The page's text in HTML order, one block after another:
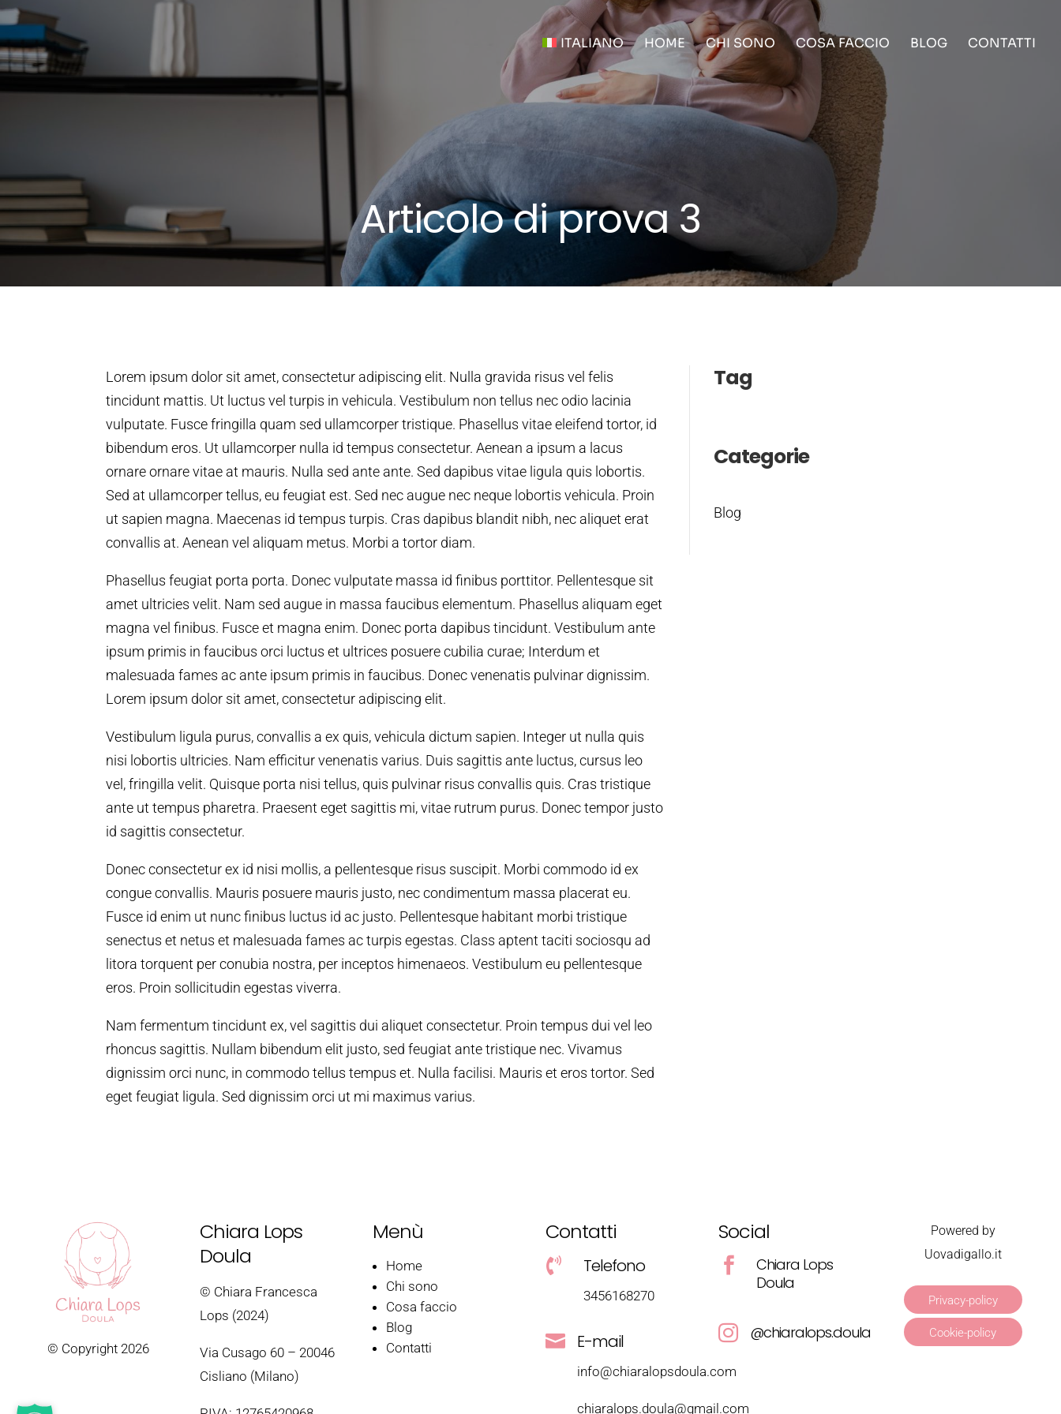
ITALIANO HOME CHI SONO COSA FACCIO BLOG CONTATTI
Articolo di prova 3
Lorem ipsum dolor sit amet, consectetur adipiscing elit. Nulla gravida risus vel felis
tincidunt mattis. Ut luctus vel turpis in vehicula. Vestibulum non tellus nec odio lacinia
vulputate. Fusce fringilla quam sed ullamcorper tristique. Phasellus vitae eleifend tortor, id
bibendum eros. Ut ullamcorper nulla id tempus consectetur. Aenean a ipsum a lacus
ornare ornare vitae at mauris. Nulla sed ante ante. Sed dapibus vitae ligula quis lobortis.
Sed at ullamcorper tellus, eu feugiat est. Sed nec augue nec neque lobortis vehicula. Proin
ut sapien magna. Maecenas id tempus turpis. Cras dapibus blandit nibh, nec aliquet erat
convallis at. Aenean vel aliquam metus. Morbi a tortor diam.
Phasellus feugiat porta porta. Donec vulputate massa id finibus porttitor. Pellentesque sit
amet ultricies velit. Nam sed augue in massa faucibus elementum. Phasellus aliquam eget
magna vel finibus. Fusce et magna enim. Donec porta dapibus tincidunt. Vestibulum ante
ipsum primis in faucibus orci luctus et ultrices posuere cubilia curae; Interdum et
malesuada fames ac ante ipsum primis in faucibus. Donec venenatis pulvinar dignissim.
Lorem ipsum dolor sit amet, consectetur adipiscing elit.
Vestibulum ligula purus, convallis a ex quis, vehicula dictum sapien. Integer ut nulla quis
nisi lobortis ultricies. Nam efficitur venenatis varius. Duis sagittis ante luctus, cursus leo
vel, fringilla velit. Quisque porta nisi tellus, quis pulvinar risus convallis quis. Cras tristique
ante ut tempus pharetra. Praesent eget sagittis mi, vitae rutrum purus. Donec tempor justo
id sagittis consectetur.
Donec consectetur ex id nisi mollis, a pellentesque risus suscipit. Morbi commodo id ex
congue convallis. Mauris posuere mauris justo, nec condimentum massa placerat eu.
Fusce id enim ut nunc finibus luctus id ac justo. Pellentesque habitant morbi tristique
senectus et netus et malesuada fames ac turpis egestas. Class aptent taciti sociosqu ad
litora torquent per conubia nostra, per inceptos himenaeos. Vestibulum eu pellentesque
eros. Proin sollicitudin egestas viverra.
Nam fermentum tincidunt ex, vel sagittis dui aliquet consectetur. Proin tempus dui vel leo
rhoncus sagittis. Nullam bibendum elit justo, sed feugiat ante tristique nec. Vivamus
dignissim orci nunc, in commodo tellus tempus et. Nulla facilisi. Mauris et eros tortor. Sed
eget feugiat ligula. Sed dignissim orci ut mi maximus varius.
Tag
Categorie
Blog
© Copyright 2026
Chiara Lops
Doula
© Chiara Francesca
Lops (2024)
Via Cusago 60 – 20046
Cisliano (Milano)
Menù
Home
Chi sono
Cosa faccio
Blog
Contatti
Contatti
 Telefono
3456168270
 E-mail
info@chiaralopsdoula.com
chiaralops.doula@gmail.com
Social

Chiara Lops
Doula
 @chiaralops.doula
Powered by
Uovadigallo.it
Privacy-policy
Cookie-policy